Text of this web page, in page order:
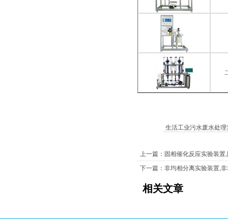
生活工业污水废水处
上一篇：固相催化反应实验装置
下一篇：非均相分离实验装置,
相关文章